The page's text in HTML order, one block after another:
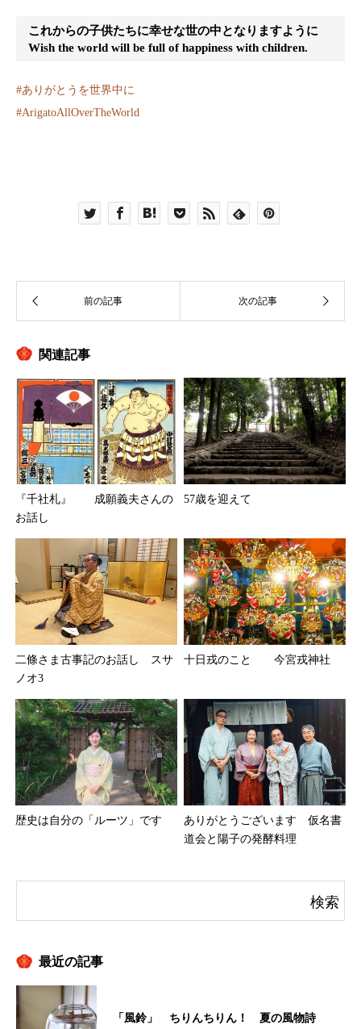
これからの子供たちに幸せな世の中となりますように
Wish the world will be full of happiness with children.
#ありがとうを世界中に
#ArigatoAllOverTheWorld
関連記事
『千社札』 成願義夫さんの
お話し
57歳を迎えて
二條さま古事記のお話し スサ
ノオ3
十日戎のこと 今宮戎神社
歴史は自分の「ルーツ」です
ありがとうございます 仮名書
道会と陽子の発酵料理
最近の記事
「風鈴」 ちりんちりん！ 夏の風物詩